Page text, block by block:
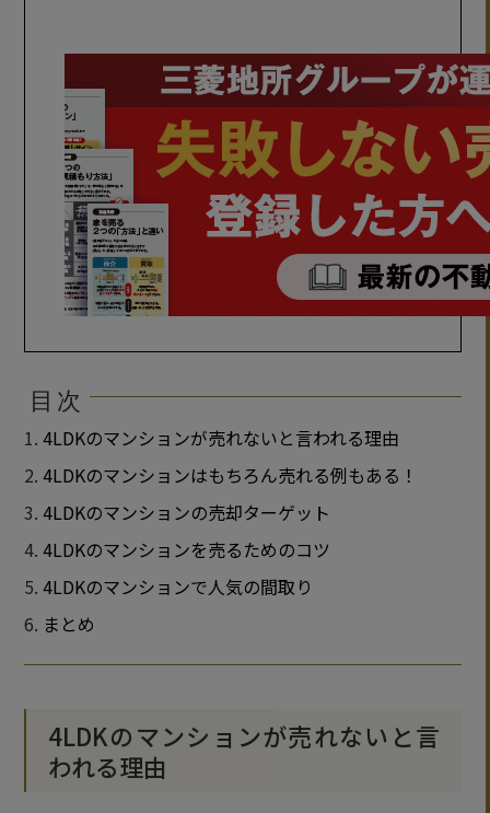
目次
4LDKのマンションが売れないと言われる理由
4LDKのマンションはもちろん売れる例もある！
4LDKのマンションの売却ターゲット
4LDKのマンションを売るためのコツ
4LDKのマンションで人気の間取り
まとめ
4LDKのマンションが売れないと言
われる理由